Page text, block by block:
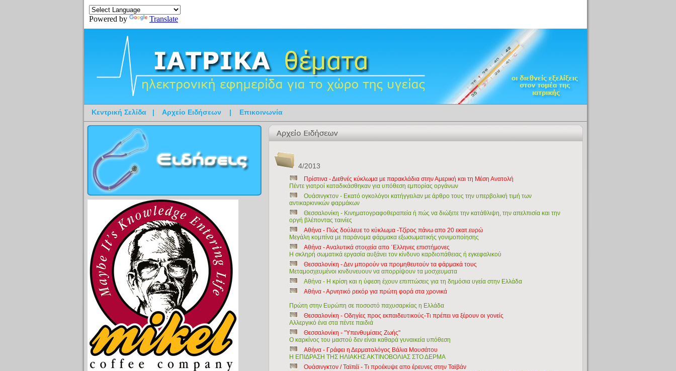
Powered by Translate
Κεντρική Σελίδα | Αρχείο Ειδήσεων | Επικοινωνία
4/2013
Πρίστινα - Διεθνές κύκλωμα με παρακλάδια στην Αμερική και τη Μέση Ανατολή
Πέντε γιατροί καταδικάσθηκαν για υπόθεση εμπορίας οργάνων
Ουάσινγκτον - Εκατό ογκολόγοι κατήγγειλαν με άρθρο τους την υπερβολική τιμή των
αντικαρκινικών φαρμάκων
Θεσσαλονίκη - Κινηματογραφοθεραπεία ή πώς να διώξετε την κατάθλιψη, την απελπισία και την
οργή βλέποντας ταινίες
Αθήνα - Πώς δούλευε το κύκλωμα -Τζίρος πάνω απο 20 εκατ.ευρώ
Μεγάλη κομπίνα με παράνομα φάρμακα εξωσωματικής γονιμοποίησης
Αθήνα - Αναλυτικά στοιχεία απο ΄Ελληνες επιστήμονες
Η σκληρή σωματικά εργασία αυξάνει τον κίνδυνο καρδιοπάθειας ή εγκεφαλικού
Θεσσαλονίκη - Δεν μπορούν να προμηθευτούν τα φάρμακά τους
Μεταμοσχευμένοι κινδυνευουν να απορρίψουν τα μοσχευματα
Αθήνα - Η κρίση και η ύφεση έχουν επιπτώσεις για τη δημόσια υγεία στην Ελλάδα
Αθήνα - Αρνητικό ρεκόρ για πρώτη φορά στα χρονικά
Πρώτη στην Ευρώπη σε ποσοστό παχυσαρκίας η Ελλάδα
Θεσσαλονίκη - Οδηγίες προς εκπαιδευτικούς-Τι πρέπει να ξέρουν οι γονείς
Αλλεργικό ένα στα πέντε παιδιά
Θεσσαλονίκη - "Υπενθυμίσεις Ζωής"
Ο καρκίνος του μαστού δεν είναι καθαρά γυναικεία υπόθεση
Αθήνα - Γράφει η Δερματολόγος Βάλια Μουσάτου
Η ΕΠΙΔΡΑΣΗ ΤΗΣ ΗΛΙΑΚΗΣ ΑΚΤΙΝΟΒΟΛΙΑΣ ΣΤΟ ΔΕΡΜΑ
Ουάσινγκτον / Ταϊπέϊ - Τι προέκυψε απο έρευνες στην Ταϊβάν